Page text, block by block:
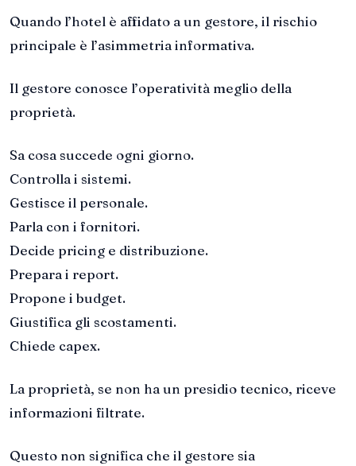
Quando l’hotel è affidato a un gestore, il rischio
principale è l’asimmetria informativa.
Il gestore conosce l’operatività meglio della
proprietà.
Sa cosa succede ogni giorno.
Controlla i sistemi.
Gestisce il personale.
Parla con i fornitori.
Decide pricing e distribuzione.
Prepara i report.
Propone i budget.
Giustifica gli scostamenti.
Chiede capex.
La proprietà, se non ha un presidio tecnico, riceve
informazioni filtrate.
Questo non significa che il gestore sia